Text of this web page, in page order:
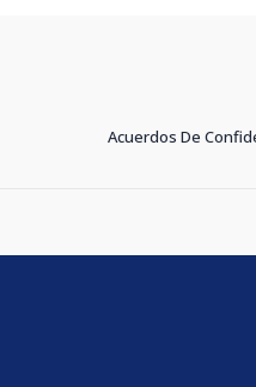
Acuerdos De